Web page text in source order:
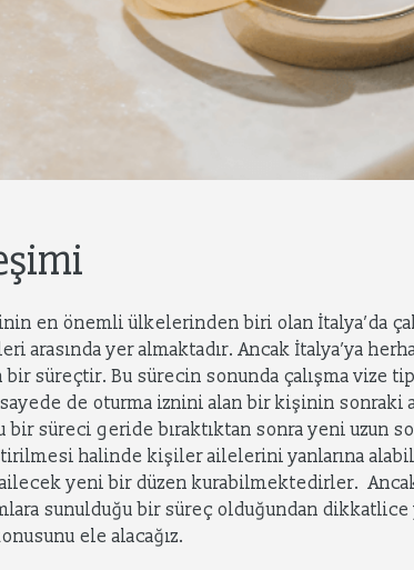
en önemli ülkelerinden biri olan İtalya’da
arasında yer almaktadır. Ancak İtalya’ya
süreçtir. Bu sürecin sonunda çalışma vize
sayede de oturma iznini alan bir kişinin
bir süreci geride bıraktıktan sonra yeni uzun
halinde kişiler ailelerini yanlarına
yeni bir düzen kurabilmektedirler.
sunulduğu bir süreç olduğundan dikkatlice
ele alacağız.